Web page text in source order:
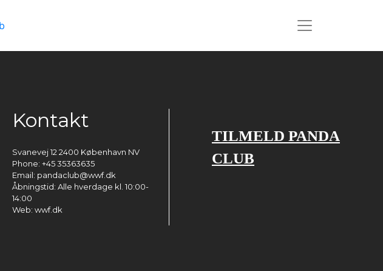
Kontakt
Svanevej 12 2400 København NV
Phone: +45 35363635
Email: pandaclub@wwf.dk
Åbningstid: Alle hverdage kl. 10:00-
14:00
Web: wwf.dk
TILMELD PANDA
CLUB